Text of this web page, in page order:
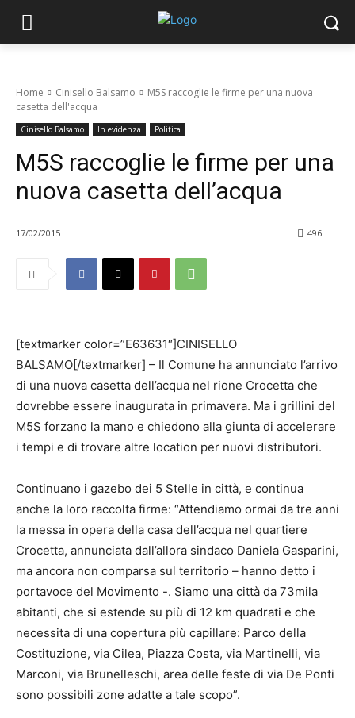
Home Cinisello Balsamo
M5S raccoglie le firme per una nuova
casetta dell'acqua
Cinisello Balsamo In evidenza Politica
M5S raccoglie le firme per una
nuova casetta dell’acqua
17/02/2015 496
[textmarker color=”E63631″]CINISELLO
BALSAMO[/textmarker] – Il Comune ha annunciato l’arrivo
di una nuova casetta dell’acqua nel rione Crocetta che
dovrebbe essere inaugurata in primavera. Ma i grillini del
M5S forzano la mano e chiedono alla giunta di accelerare
i tempi e di trovare altre location per nuovi distributori.
Continuano i gazebo dei 5 Stelle in città, e continua
anche la loro raccolta firme: “Attendiamo ormai da tre anni
la messa in opera della casa dell’acqua nel quartiere
Crocetta, annunciata dall’allora sindaco Daniela Gasparini,
ma ancora non comparsa sul territorio – hanno detto i
portavoce del Movimento -. Siamo una città da 73mila
abitanti, che si estende su più di 12 km quadrati e che
necessita di una copertura più capillare: Parco della
Costituzione, via Cilea, Piazza Costa, via Martinelli, via
Marconi, via Brunelleschi, area delle feste di via De Ponti
sono possibili zone adatte a tale scopo”.